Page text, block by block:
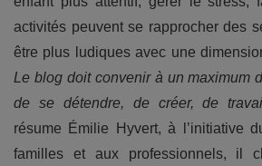
activités peuvent se rapprocher des
être plus ludiques avec une
Le blog doit convenir à un maximum
de se détendre, de créer, de
résume Émilie Hyvert, à l’initiative
familles et aux professionnels, il